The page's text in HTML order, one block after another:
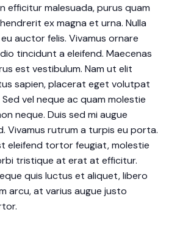
efficitur malesuada, purus quam
ex magna et urna. Nulla
auctor felis. Vivamus ornare
tincidunt a eleifend. Maecenas
est vestibulum. Nam ut elit
sapien, placerat eget volutpat
vel neque ac quam molestie
neque. Duis sed mi augue
Vivamus rutrum a turpis eu porta.
eleifend tortor feugiat, molestie
tristique at erat at efficitur.
quis luctus et aliquet, libero
arcu, at varius augue justo